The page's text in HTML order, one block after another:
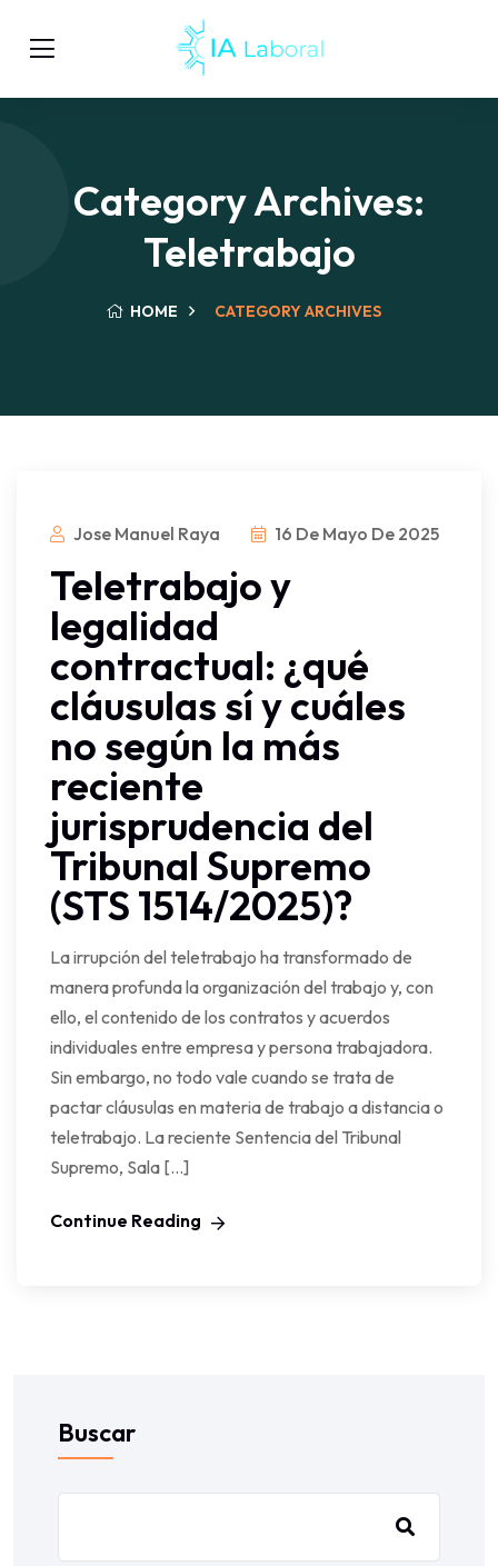
Category Archives:
Teletrabajo
HOME CATEGORY ARCHIVES
Jose Manuel Raya 16 De Mayo De 2025
Teletrabajo y
legalidad
contractual: ¿qué
cláusulas sí y cuáles
no según la más
reciente
jurisprudencia del
Tribunal Supremo
(STS 1514/2025)?
La irrupción del teletrabajo ha transformado de
manera profunda la organización del trabajo y, con
ello, el contenido de los contratos y acuerdos
individuales entre empresa y persona trabajadora.
Sin embargo, no todo vale cuando se trata de
pactar cláusulas en materia de trabajo a distancia o
teletrabajo. La reciente Sentencia del Tribunal
Supremo, Sala […]
Continue Reading
Buscar